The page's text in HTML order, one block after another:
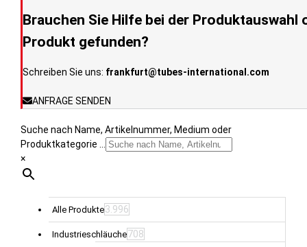
auf
der
gewählt
werden
Brauchen Sie Hilfe bei der
Produkt gefunden?
Schreiben Sie uns: frankfurt@tubes-international.com
ANFRAGE SENDEN
Suche nach Name, Artikelnummer, Medium oder
Produktkategorie ...
×
Alle Produkte3.996
Industrieschläuche708